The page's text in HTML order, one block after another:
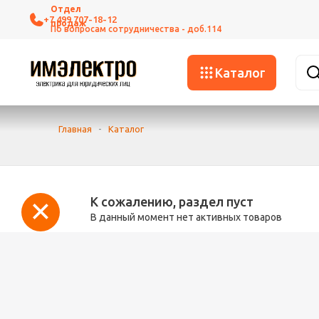
+7 499 707-18-12
Каталог
Главная - Каталог
К сожалению, раздел пуст
В данный момент нет активных товаров